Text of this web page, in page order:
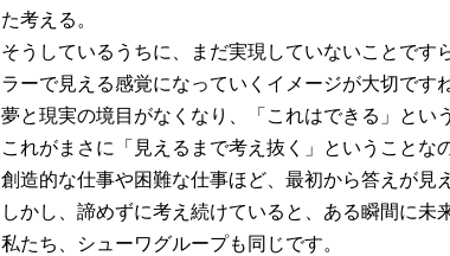
た考える。
そうしているうちに、まだ実現していないことです
ラーで見える感覚になっていくイメージが大切ですね
夢と現実の境目がなくなり、「これはできる」とい
これがまさに「見えるまで考え抜く」ということな
創造的な仕事や困難な仕事ほど、最初から答えが見
しかし、諦めずに考え続けていると、ある瞬間に未
私たち、シューワグループも同じです。